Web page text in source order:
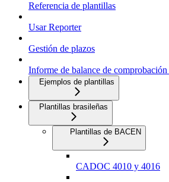
Referencia de plantillas
Usar Reporter
Gestión de plazos
Informe de balance de
Ejemplos de plantillas
Plantillas brasileñas
Plantillas de BACEN
CADOC 4010 y 4016